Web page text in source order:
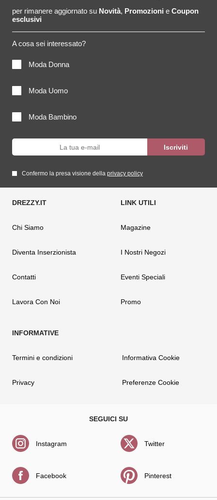
per rimanere aggiornato su Novità, Promozioni e Coupon
esclusivi
A cosa sei interessato?
Moda Donna
Moda Uomo
Moda Bambino
Confermo la presa visione della privacy policy
Chi Siamo
Diventa Inserzionista
Contatti
Lavora Con Noi
Magazine
I Nostri Negozi
Eventi Speciali
Promo
Termini e condizioni
Privacy
Informativa Cookie
Preferenze Cookie
Instagram
Facebook
Twitter
Pinterest